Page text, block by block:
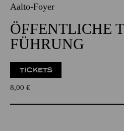
Aalto-Foyer
ÖFFENTLICHE
FÜHRUNG
TICKETS
8,00 €